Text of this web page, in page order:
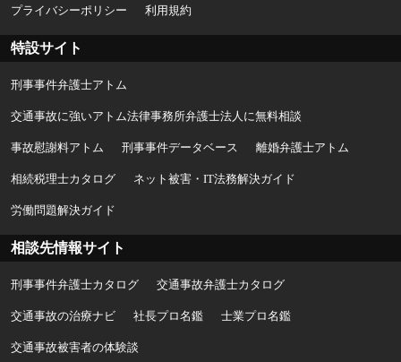
プライバシーポリシー 利用規約
特設サイト
刑事事件弁護士アトム
交通事故に強いアトム法律事務所弁護士法人に無料相談
事故慰謝料アトム 刑事事件データベース 離婚弁護士アトム
相続税理士カタログ ネット被害・IT法務解決ガイド
労働問題解決ガイド
相談先情報サイト
刑事事件弁護士カタログ 交通事故弁護士カタログ
交通事故の治療ナビ 社長プロ名鑑 士業プロ名鑑
交通事故被害者の体験談